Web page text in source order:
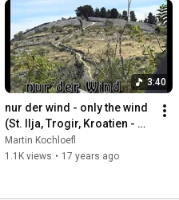
3:40
nur der wind - only the wind
(St. Ilja, Trogir, Kroatien -
Croatia)
Martin Kochloefl
1.1K views • 17 years ago